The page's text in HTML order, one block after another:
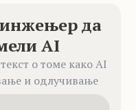
да
AI
о томе како AI
и одлучивање